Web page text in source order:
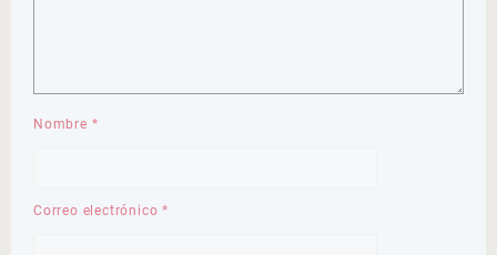
Nombre *
Correo electrónico*